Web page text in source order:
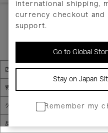
international shipping,
currency checkout and
support.
Go to Global
Stay on Japan
Remember my
ヘルプ
お問い合わせ
当店について
店舗一覧
特定商取引法に基づく表示
グローバルプライバシーポリシー
反社会的勢力に対する基本方針